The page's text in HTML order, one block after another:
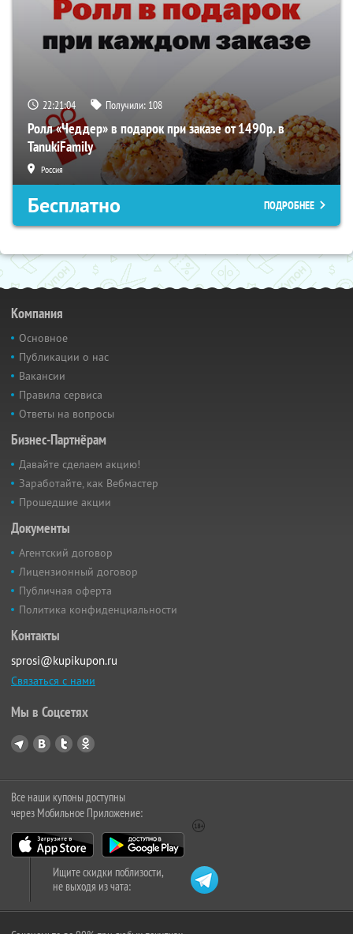
22:21:03 Получили: 108
Ролл «Чеддер» в подарок при заказе от 1490р. в
TanukiFamily
Россия
Бесплатно ПОДРОБНЕЕ
Компания
Основное
Публикации о нас
Вакансии
Правила сервиса
Ответы на вопросы
Бизнес-Партнёрам
Давайте сделаем акцию!
Заработайте, как Вебмастер
Прошедшие акции
Документы
Агентский договор
Лицензионный договор
Публичная оферта
Политика конфиденциальности
Контакты
sprosi@kupikupon.ru
Связаться с нами
Мы в Соцсетях
Все наши купоны доступны
через Мобильное Приложение:
Ищите скидки поблизости,
не выходя из чата: